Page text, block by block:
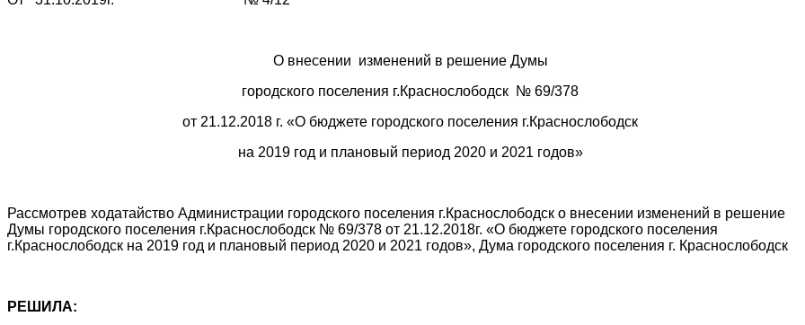
О внесении изменений в решение Думы
городского поселения г.Краснослободск № 69/378
от 21.12.2018 г. «О бюджете городского поселения г.Краснослободск
на 2019 год и плановый период 2020 и 2021 годов»
Рассмотрев ходатайство Администрации городского поселения г.Краснослободск о внесении изменений в решение
Думы городского поселения г.Краснослободск № 69/378 от 21.12.2018г. «О бюджете городского поселения
г.Краснослободск на 2019 год и плановый период 2020 и 2021 годов», Дума городского поселения г. Краснослободск
РЕШИЛА: